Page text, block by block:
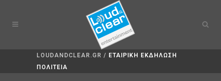
LOUDANDCLEAR.GR / ΕΤΑΙΡΙΚΗ ΕΚΔΗΛΩΣΗ
ΠΟΛΙΤΕΙΑ